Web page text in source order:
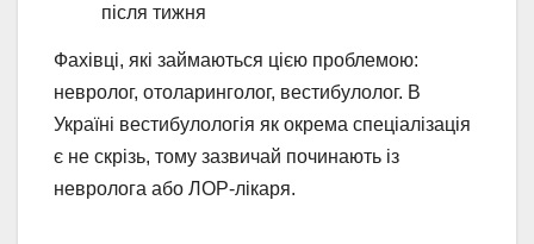
після тижня
Фахівці, які займаються цією проблемою:
невролог, отоларинголог, вестибулолог. В
Україні вестибулологія як окрема спеціалізація
є не скрізь, тому зазвичай починають із
невролога або ЛОР-лікаря.